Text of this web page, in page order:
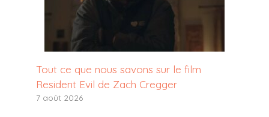
Tout ce que nous savons sur le film
Resident Evil de Zach Cregger
7 août 2026